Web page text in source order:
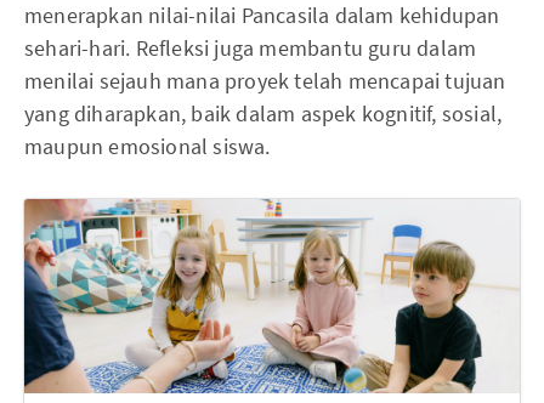
menerapkan nilai-nilai Pancasila dalam kehidupan
sehari-hari. Refleksi juga membantu guru dalam
menilai sejauh mana proyek telah mencapai tujuan
yang diharapkan, baik dalam aspek kognitif, sosial,
maupun emosional siswa.